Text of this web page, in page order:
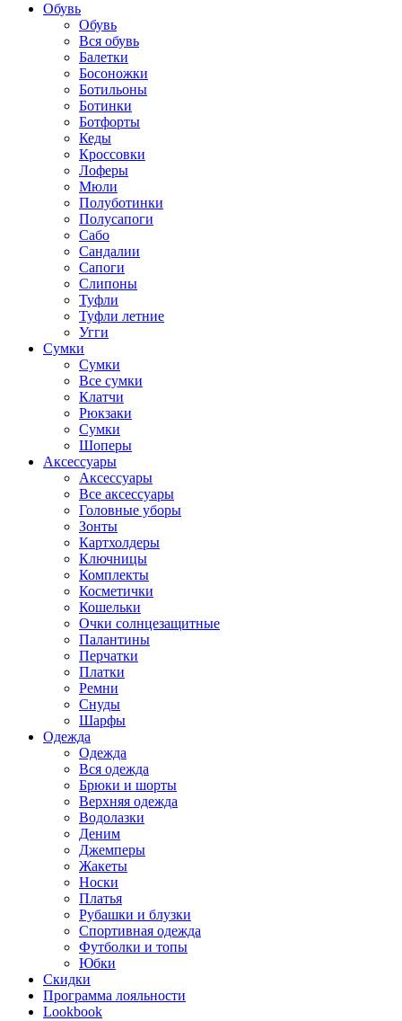
Обувь
Обувь
Вся обувь
Балетки
Босоножки
Ботильоны
Ботинки
Ботфорты
Кеды
Кроссовки
Лоферы
Мюли
Полуботинки
Полусапоги
Сабо
Сандалии
Сапоги
Слипоны
Туфли
Туфли летние
Угги
Сумки
Сумки
Все сумки
Клатчи
Рюкзаки
Сумки
Шоперы
Аксессуары
Аксессуары
Все аксессуары
Головные уборы
Зонты
Картхолдеры
Ключницы
Комплекты
Косметички
Кошельки
Очки солнцезащитные
Палантины
Перчатки
Платки
Ремни
Снуды
Шарфы
Одежда
Одежда
Вся одежда
Брюки и шорты
Верхняя одежда
Водолазки
Деним
Джемперы
Жакеты
Носки
Платья
Рубашки и блузки
Спортивная одежда
Футболки и топы
Юбки
Скидки
Программа лояльности
Lookbook